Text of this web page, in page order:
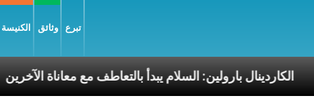
وثائق تبرع
الكاردينال بارولين: السلام يبدأ بالتعاطف مع